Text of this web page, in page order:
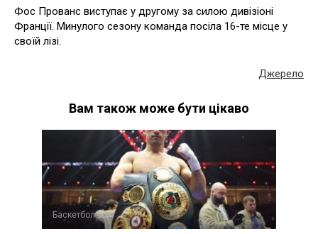
Фос Прованс виступає у другому за силою дивізіоні
Франції. Минулого сезону команда посіла 16-те місце у
своїй лізі.
Джерело
Вам також може бути цікаво
Баскетбол